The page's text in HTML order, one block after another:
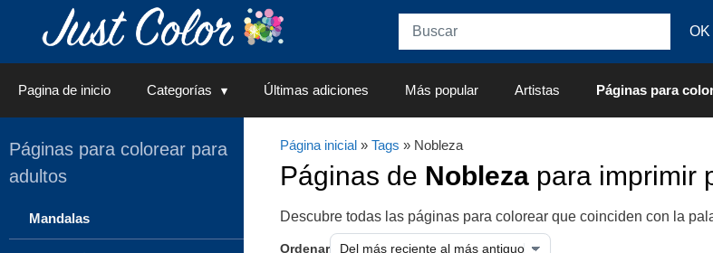
Pagina de inicio Categorías Últimas adiciones Más popular Artistas Páginas para
Página inicial» Tags » Nobleza
Páginas de Noblezapara imprimir
Descubre todas las páginas para colorear que coinciden con la
Ordenar
Páginas para colorear para
adultos
Mandalas